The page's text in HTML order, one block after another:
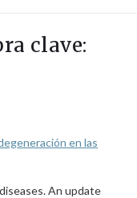
clave:
en las
An update